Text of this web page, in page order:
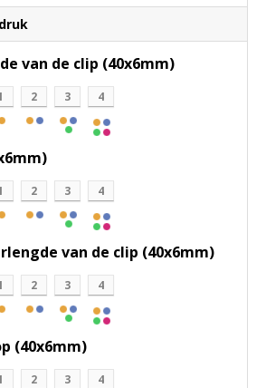
van de clip (40x6mm)
2 3 4
2 3 4
van de clip (40x6mm)
2 3 4
(40x6mm)
2 3 4